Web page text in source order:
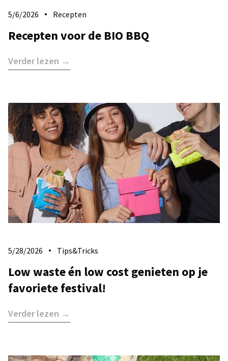
5/6/2026 Recepten
Recepten voor de BIO BBQ
Verder lezen →
5/28/2026 Tips&Tricks
Low waste én low cost genieten op je
favoriete festival!
Verder lezen →